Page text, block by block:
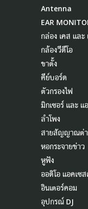
Antenna
EAR
กล่อง เคส และ
กล้องวีดีโอ
ขาตั้ง
คีย์บอร์ด
ตัวกรองไฟ
มิกเซอร์ และ แ
ลำโพง
สายสัญญาณต่
หอกระจายข่าว
หูฟัง
ออดิโอ แอคเซส
อินเตอร์คอม
อุปกรณ์ DJ